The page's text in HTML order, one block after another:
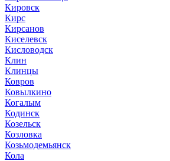
Кировск
Кирс
Кирсанов
Киселевск
Кисловодск
Клин
Клинцы
Ковров
Ковылкино
Когалым
Кодинск
Козельск
Козловка
Козьмодемьянск
Кола